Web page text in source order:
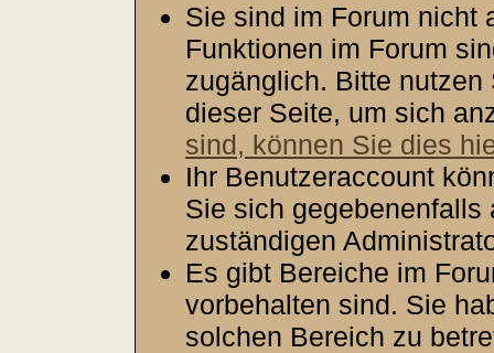
Sie sind im Forum nicht
Funktionen im Forum
zugänglich. Bitte
dieser Seite, um sich
sind, können Sie dies
Ihr Benutzeraccount
Sie sich gegebenenfalls
zuständigen
Es gibt Bereiche im
vorbehalten sind. Sie
solchen Bereich zu